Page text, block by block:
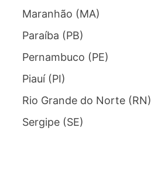
Maranhão (MA)
Paraíba (PB)
Pernambuco (PE)
Piauí (PI)
Rio Grande do Norte (RN)
Sergipe (SE)